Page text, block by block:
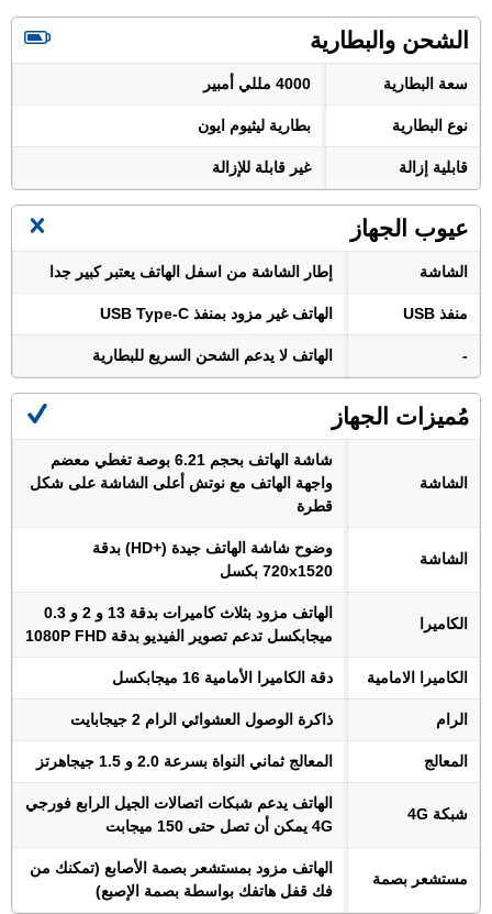
الشحن والبطارية
سعة البطارية 4000 مللي أمبير
نوع البطارية بطارية ليثيوم ايون
قابلية إزالة غير قابلة للإزالة
عيوب الجهاز
الشاشة إطار الشاشة من اسفل الهاتف يعتبر كبير جدا
منفذ USB الهاتف غير مزود بمنفذ USB Type-C
- الهاتف لا يدعم الشحن السريع للبطارية
مُميزات الجهاز
الشاشة
شاشة الهاتف بحجم 6.21 بوصة تغطي معضم
واجهة الهاتف مع نوتش أعلى الشاشة على شكل
قطرة
الشاشة
وضوح شاشة الهاتف جيدة (+HD) بدقة
720x1520 بكسل
الكاميرا
الهاتف مزود بثلاث كاميرات بدقة 13 و 2 و 0.3
ميجابكسل تدعم تصوير الفيديو بدقة 1080P FHD
الكاميرا الامامية دقة الكاميرا الأمامية 16 ميجابكسل
الرام ذاكرة الوصول العشوائي الرام 2 جيجابايت
المعالج المعالج ثماني النواة بسرعة 2.0 و 1.5 جيجاهرتز
شبكة 4G
الهاتف يدعم شبكات اتصالات الجيل الرابع فورجي
4G يمكن أن تصل حتى 150 ميجابت
مستشعر بصمة
الهاتف مزود بمستشعر بصمة الأصابع (تمكنك من
فك قفل هاتفك بواسطة بصمة الإصبع)